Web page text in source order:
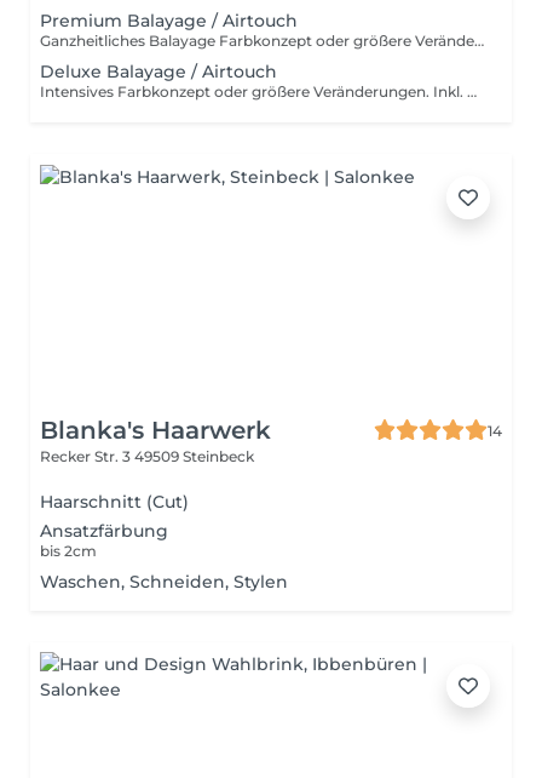
Premium Balayage / Airtouch
Ganzheitliches Balayage Farbkonzept oder größere Veränderungen. Inkl. Beratung, Haarpflege, Handmassage und Kopfmassage. Für wen ist das Premium Balayage-Paket geeignet? Dieses Paket ist ideal für Kundinnen, die sich eine deutlichere Auffrischung oder Veränderung wünschen, ohne eine komplette Neugestaltung vorzunehmen. Es eignet sich besonders, wenn die bestehende Balayage herausgewachsen ist und mehr Helligkeit sowie eine gleichmäßigere Farbverteilung gewünscht wird. Perfekt für alle, die mehr als nur eine leichte Nacharbeit möchten – zum Beispiel zusätzliche Strähnen im Längen- und Spitzenbereich, eine intensivere Aufhellung oder ein insgesamt frischer, lebendiger Look. Das Premium Paket bildet die optimale Balance zwischen natürlicher Auffrischung und sichtbarer Veränderung.
Deluxe Balayage / Airtouch
Intensives Farbkonzept oder größere Veränderungen. Inkl. Beratung, Haarpflege, Handmassage und Kopfmassage. Für wen ist das Deluxe Balayage-Paket geeignet? Das Deluxe Balayage ist die richtige Wahl, wenn der gesamte Kopf umfassend bearbeitet wird – für ein neues, harmonisches Gesamtbild mit maximaler Leuchtkraft und Dimension. Perfekt für alle, die bereit sind für einen intensiven, hochwertigen Farbservice mit einem deutlich sichtbaren Ergebnis.
Blanka's Haarwerk
14
Recker Str. 3 49509 Steinbeck
Haarschnitt (Cut)
Ansatzfärbung
bis 2cm
Waschen, Schneiden, Stylen